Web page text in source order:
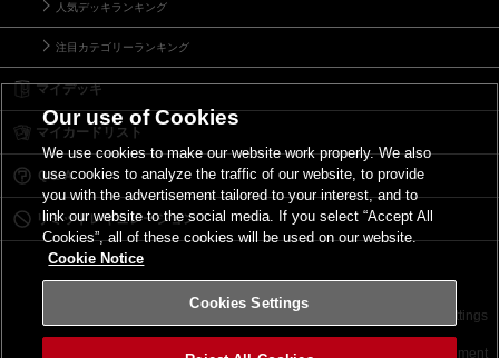
人気デッキランキング
注目カテゴリーランキング
マイデッキ
マイカードリスト
Ｑ＆Ａ
リミットレギュレーション
サイトポリシー Cookies Settings
©2026 Konami Digital Entertainment
Our use of Cookies
We use cookies to make our website work properly. We also
use cookies to analyze the traffic of our website, to provide
you with the advertisement tailored to your interest, and to
link our website to the social media. If you select “Accept All
Cookies”, all of these cookies will be used on our website.
Cookie Notice
Cookies Settings